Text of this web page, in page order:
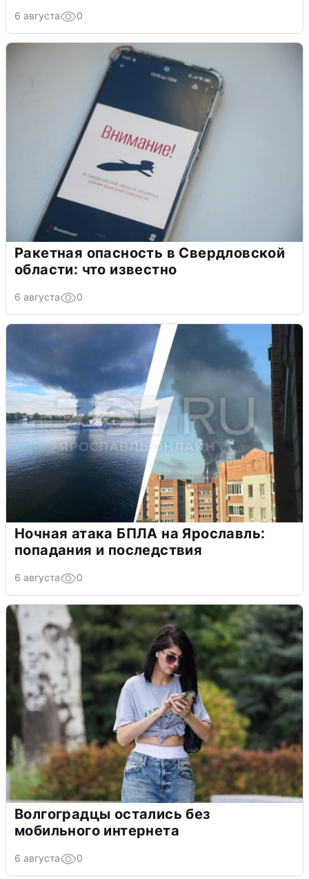
6 августа 0
Ракетная опасность в Свердловской
области: что известно
6 августа 0
Ночная атака БПЛА на Ярославль:
попадания и последствия
6 августа 0
Волгоградцы остались без
мобильного интернета
6 августа 0